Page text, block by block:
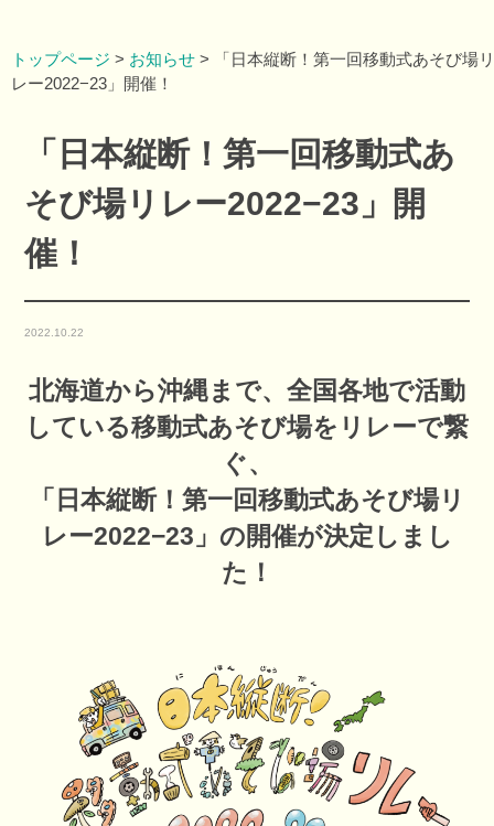
トップページ > お知らせ >
「日本縦断！第一回移動式あそび場リ
レー2022−23」開催！
「日本縦断！第一回移動式あ
そび場リレー2022−23」開
催！
2022.10.22
北海道から沖縄まで、全国各地で活動
している移動式あそび場をリレーで繋
ぐ、
「日本縦断！第一回移動式あそび場リ
レー2022−23」の開催が決定しまし
た！